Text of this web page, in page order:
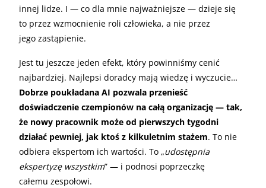
innej lidze. I — co dla mnie najważniejsze — dzieje się
to przez wzmocnienie roli człowieka, a nie przez
jego zastąpienie.
Jest tu jeszcze jeden efekt, który powinniśmy cenić
najbardziej. Najlepsi doradcy mają wiedzę i wyczucie…
Dobrze poukładana AI pozwala przenieść
doświadczenie czempionów na całą organizację — tak,
że nowy pracownik może od pierwszych tygodni
działać pewniej, jak ktoś z kilkuletnim stażem. To nie
odbiera ekspertom ich wartości. To „udostępnia
ekspertyzę wszystkim” — i podnosi poprzeczkę
całemu zespołowi.